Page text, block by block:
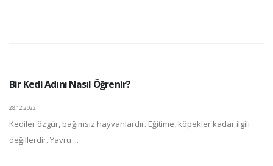
Bir Kedi Adını Nasıl Öğrenir?
28.12.2022
Kediler özgür, bağımsız hayvanlardır. Eğitime, köpekler kadar ilgili
değillerdir. Yavru ...